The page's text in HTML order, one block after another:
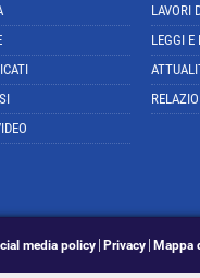
LAVORI
LEGGI E
media policy Privacy Mappa